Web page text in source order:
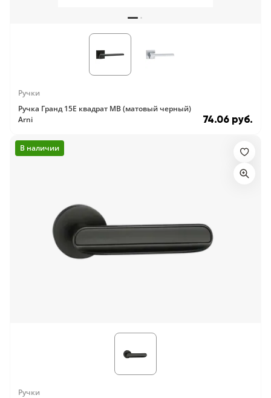
Ручки
Ручка Гранд 15E квадрат MB (матовый черный)
Arni
74.06 руб.
В наличии
Ручки